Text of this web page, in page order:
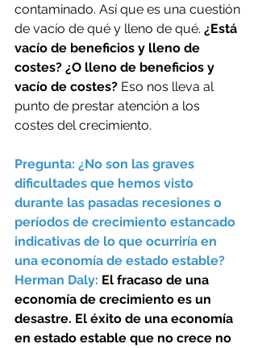
contaminado. Así que es una cuestión
de vacío de qué y lleno de qué. ¿Está
vacío de beneficios y lleno de
costes? ¿O lleno de beneficios y
vacío de costes? Eso nos lleva al
punto de prestar atención a los
costes del crecimiento.
Pregunta: ¿No son las graves
dificultades que hemos visto
durante las pasadas recesiones o
períodos de crecimiento estancado
indicativas de lo que ocurriría en
una economía de estado estable?
Herman Daly: El fracaso de una
economía de crecimiento es un
desastre. El éxito de una economía
en estado estable que no crece no